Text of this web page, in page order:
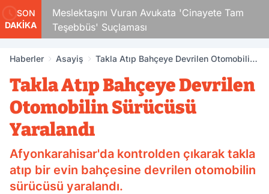
SON
DAKİKA
Meslektaşını Vuran Avukata 'Cinayete Tam
Teşebbüs' Suçlaması
Haberler Asayiş
Takla Atıp Bahçeye Devrilen Otomobilin
Takla Atıp Bahçeye Devrilen
Otomobilin Sürücüsü
Yaralandı
Afyonkarahisar'da kontrolden çıkarak takla
atıp bir evin bahçesine devrilen otomobilin
sürücüsü yaralandı.